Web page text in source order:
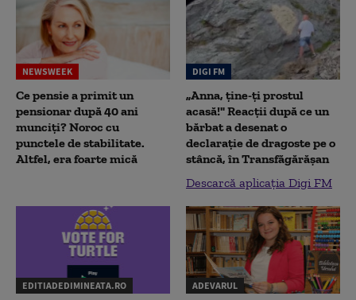
NEWSWEEK
Ce pensie a primit un
pensionar după 40 ani
munciți? Noroc cu
punctele de stabilitate.
Altfel, era foarte mică
DIGI FM
„Anna, ţine-ţi prostul
acasă!" Reacţii după ce un
bărbat a desenat o
declaraţie de dragoste pe o
stâncă, în Transfăgărăşan
Descarcă aplicația Digi FM
EDITIADEDIMINEATA.RO ADEVARUL